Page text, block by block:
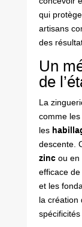
qui
artisans
des
Un
de
La
comme les
les
descente.
zincou en
efficace de
et les
la création